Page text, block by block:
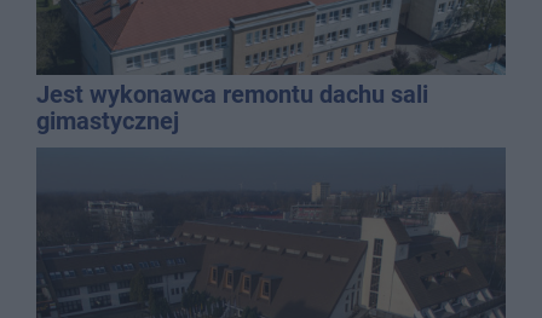
Jest wykonawca remontu dachu sali
gimastycznej